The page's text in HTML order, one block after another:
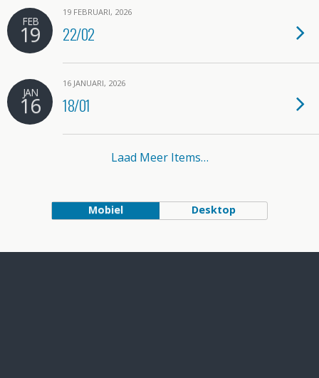
FEB
19
19 FEBRUARI, 2026
22/02
JAN
16
16 JANUARI, 2026
18/01
Laad Meer Items…
Mobiel Desktop